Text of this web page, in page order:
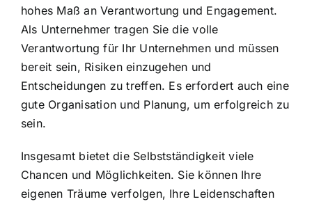
hohes Maß an Verantwortung und Engagement.
Als Unternehmer tragen Sie die volle
Verantwortung für Ihr Unternehmen und müssen
bereit sein, Risiken einzugehen und
Entscheidungen zu treffen. Es erfordert auch eine
gute Organisation und Planung, um erfolgreich zu
sein.
Insgesamt bietet die Selbstständigkeit viele
Chancen und Möglichkeiten. Sie können Ihre
eigenen Träume verfolgen, Ihre Leidenschaften